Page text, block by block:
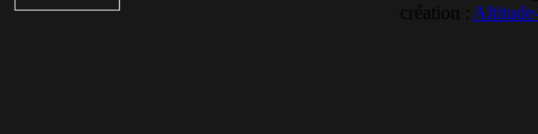
création :